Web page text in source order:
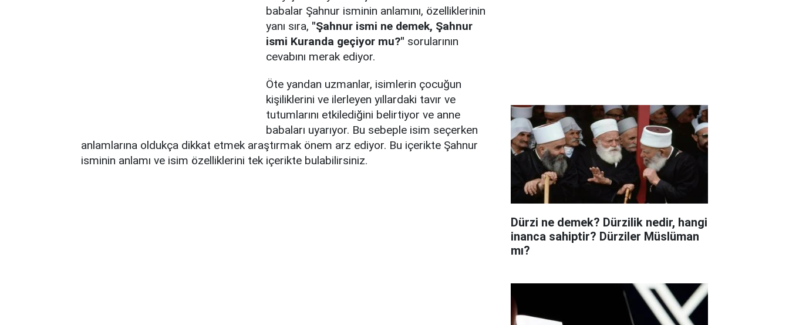
babalar Şahnur isminin anlamını, özelliklerinin
yanı sıra, "Şahnur ismi ne demek, Şahnur
ismi Kuranda geçiyor mu?" sorularının
cevabını merak ediyor.
Öte yandan uzmanlar, isimlerin çocuğun
kişiliklerini ve ilerleyen yıllardaki tavır ve
tutumlarını etkilediğini belirtiyor ve anne
babaları uyarıyor. Bu sebeple isim seçerken
anlamlarına oldukça dikkat etmek araştırmak önem arz ediyor. Bu içerikte Şahnur
isminin anlamı ve isim özelliklerini tek içerikte bulabilirsiniz.
Dürzi ne demek? Dürzilik nedir, hangi
inanca sahiptir? Dürziler Müslüman
mı?